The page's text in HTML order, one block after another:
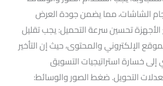
الشاشات، مما يضمن جودة العرض
تحسين سرعة التحميل: يجب تقليل
الإلكتروني والمحتوى، حيث إن التأخير
خسارة استراتيجيات التسويق
معدلات التحويل. ضغط الصور والوسائط: